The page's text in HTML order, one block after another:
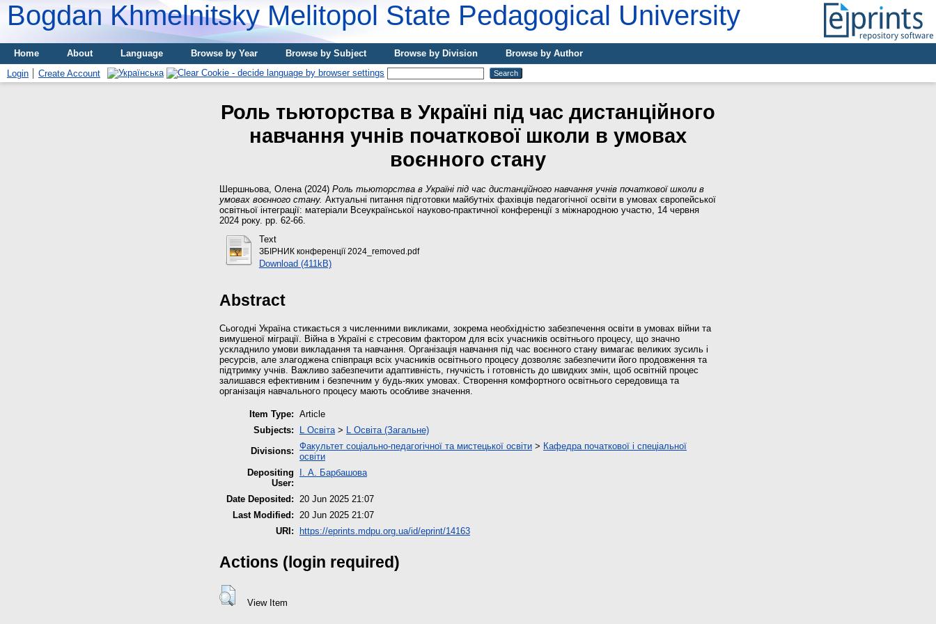
Bogdan Khmelnitsky Melitopol State Pedagogical University
Home About Language Browse by Year Browse by Subject Browse by Division
Browse by Author
Login
Create Account
Роль тьюторства в Україні під час дистанційного
навчання учнів початкової школи в умовах
воєнного стану
Шершньова, Олена (2024) Роль тьюторства в Україні під час дистанційного навчання учнів початкової школи в
умовах воєнного стану. Актуальні питання підготовки майбутніх фахівців педагогічної освіти в умовах європейської
освітньої інтеграції: матеріали Всеукраїнської науково-практичної конференції з міжнародною участю, 14 червня
2024 року. pp. 62-66.
Text
ЗБІРНИК конференції 2024_removed.pdf
Download (411kB)
Abstract
Сьогодні Україна стикається з численними викликами, зокрема необхідністю забезпечення освіти в умовах війни та
вимушеної міграції. Війна в Україні є стресовим фактором для всіх учасників освітнього процесу, що значно
ускладнило умови викладання та навчання. Організація навчання під час воєнного стану вимагає великих зусиль і
ресурсів, але злагоджена співпраця всіх учасників освітнього процесу дозволяє забезпечити його продовження та
підтримку учнів. Важливо забезпечити адаптивність, гнучкість і готовність до швидких змін, щоб освітній процес
залишався ефективним і безпечним у будь-яких умовах. Створення комфортного освітнього середовища та
організація навчального процесу мають особливе значення.
Item Type: Article
Subjects:
L Освіта> L Освіта (Загальне)
Divisions: Факультет соціально-педагогічної та мистецької освіти > Кафедра початкової і спеціальної
освіти
Depositing
User:
І. А. Барбашова
Date Deposited: 20 Jun 2025 21:07
Last Modified: 20 Jun 2025 21:07
URI:
https://eprints.mdpu.org.ua/id/eprint/14163
Actions (login required)
View Item